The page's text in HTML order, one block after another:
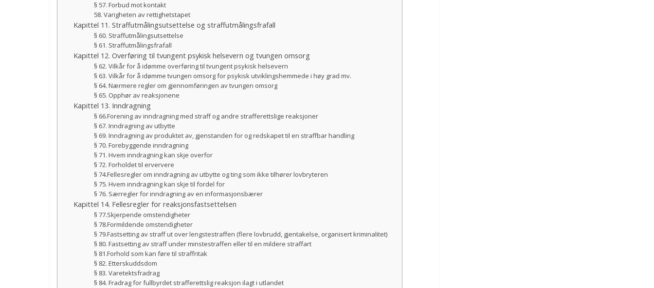
§ 57. Forbud mot kontakt
58. Varigheten av rettighetstapet
Kapittel 11. Straffutmålingsutsettelse og straffutmålingsfrafall
§ 60. Straffutmålingsutsettelse
§ 61. Straffutmålingsfrafall
Kapittel 12. Overføring til tvungent psykisk helsevern og tvungen omsorg
§ 62. Vilkår for å idømme overføring til tvungent psykisk helsevern
§ 63. Vilkår for å idømme tvungen omsorg for psykisk utviklingshemmede i høy grad mv.
§ 64. Nærmere regler om gjennomføringen av tvungen omsorg
§ 65. Opphør av reaksjonene
Kapittel 13. Inndragning
§ 66.Forening av inndragning med straff og andre strafferettslige reaksjoner
§ 67. Inndragning av utbytte
§ 69. Inndragning av produktet av, gjenstanden for og redskapet til en straffbar handling
§ 70. Forebyggende inndragning
§ 71. Hvem inndragning kan skje overfor
§ 72. Forholdet til erververe
§ 74.Fellesregler om inndragning av utbytte og ting som ikke tilhører lovbryteren
§ 75. Hvem inndragning kan skje til fordel for
§ 76. Særregler for inndragning av en informasjonsbærer
Kapittel 14. Fellesregler for reaksjonsfastsettelsen
§ 77.Skjerpende omstendigheter
§ 78.Formildende omstendigheter
§ 79.Fastsetting av straff ut over lengstestraffen (flere lovbrudd, gjentakelse, organisert kriminalitet)
§ 80. Fastsetting av straff under minstestraffen eller til en mildere straffart
§ 81.Forhold som kan føre til straffritak
§ 82. Etterskuddsdom
§ 83. Varetektsfradrag
§ 84. Fradrag for fullbyrdet strafferettslig reaksjon ilagt i utlandet